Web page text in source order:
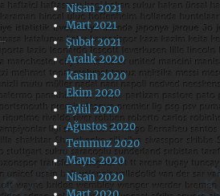
Nisan 2021
Mart 2021
Şubat 2021
Aralık 2020
Kasım 2020
Ekim 2020
Eylül 2020
Ağustos 2020
Temmuz 2020
Mayıs 2020
Nisan 2020